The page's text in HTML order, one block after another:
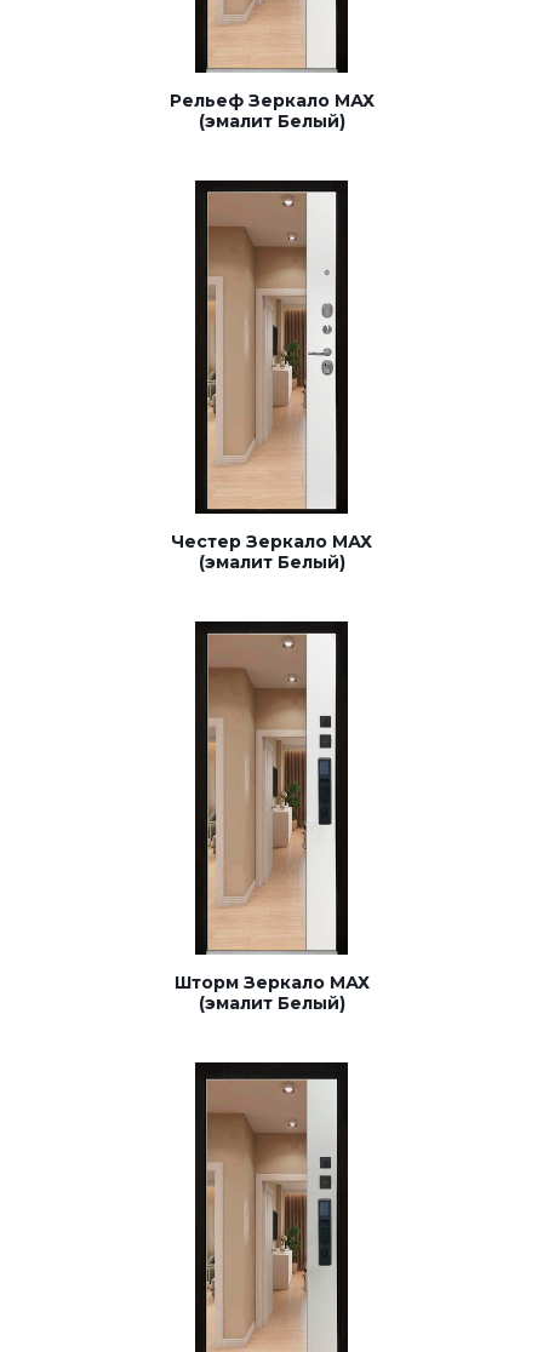
Рельеф Зеркало МАХ
(эмалит Белый)
Честер Зеркало МАХ
(эмалит Белый)
Шторм Зеркало МАХ
(эмалит Белый)